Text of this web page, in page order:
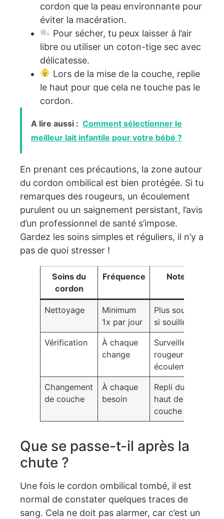
cordon que la peau environnante pour
éviter la macération.
Pour sécher, tu peux laisser à l’air
libre ou utiliser un coton-tige sec avec
délicatesse.
Lors de la mise de la couche, replie
le haut pour que cela ne touche pas le
cordon.
A lire aussi : Comment sélectionner le
meilleur lait infantile pour votre bébé ?
En prenant ces précautions, la zone autour
du cordon ombilical est bien protégée. Si tu
remarques des rougeurs, un écoulement
purulent ou un saignement persistant, l’avis
d’un professionnel de santé s’impose.
Gardez les soins simples et réguliers, il n’y a
pas de quoi stresser !
Soins du
cordon
Fréquence Notes
Nettoyage
Minimum
1x par jour
Plus souvent
si souillé
Vérification
À chaque
change
Surveiller
rougeurs ou
écoulements
Changement
de couche
À chaque
besoin
Repli du
haut de la
couche
Que se passe-t-il après la
chute ?
Une fois le cordon ombilical tombé, il est
normal de constater quelques traces de
sang. Cela ne doit pas alarmer, car c’est un